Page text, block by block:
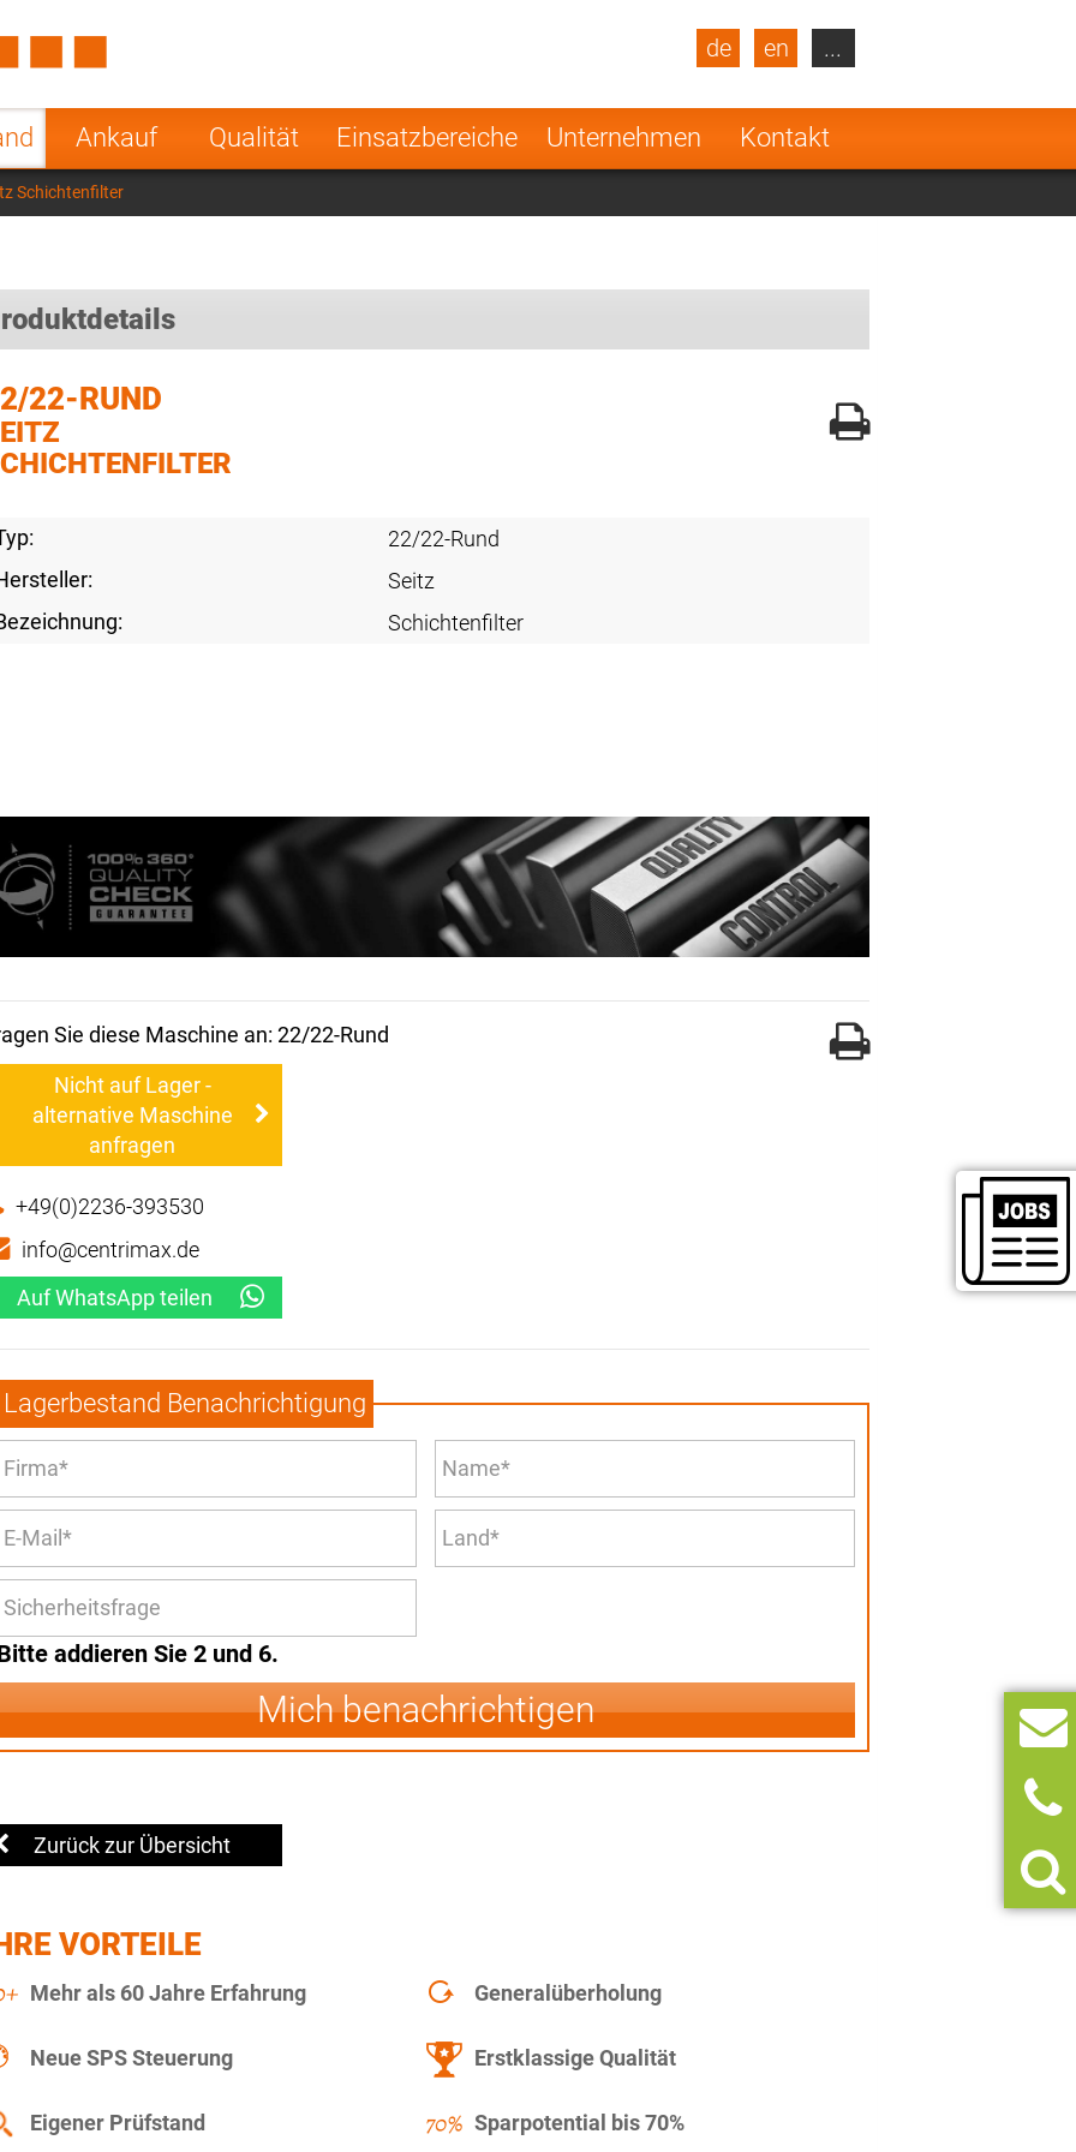
Ankauf Qualität Einsatzbereiche Unternehmen Kontakt
de en
Turkey
Poland Norway
Netherlands
India
...
Schichtenfilter
22-RUND
22/22-Rund
Seitz
Schichtenfilter
Sie diese Maschine an: 22/22-Rund
Nicht auf Lager -
alternative Maschine
anfragen
+49(0)2236-393530
info@centrimax.de
Auf WhatsApp teilen
Lagerbestand Benachrichtigung
addieren Sie 2 und 6.
Mich benachrichtigen
Zurück zur Übersicht
VORTEILE
Mehr als 60 Jahre Erfahrung Generalüberholung
Neue SPS Steuerung Erstklassige Qualität
Eigener Prüfstand Sparpotential bis 70%